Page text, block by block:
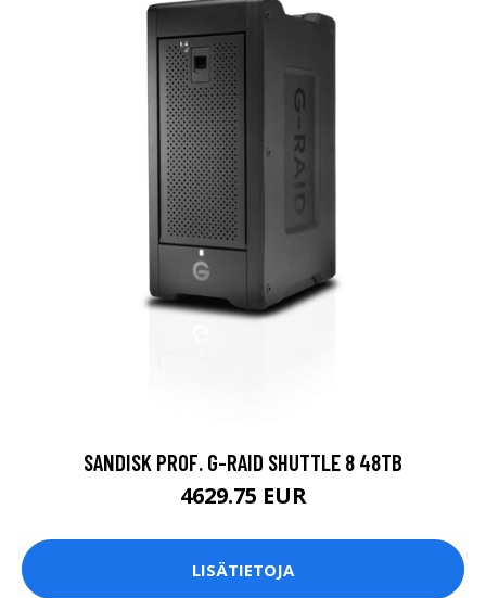
SANDISK PROF. G-RAID SHUTTLE 8 48TB
4629.75 EUR
LISÄTIETOJA